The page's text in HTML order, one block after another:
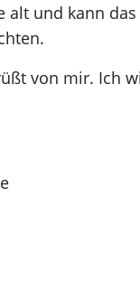
alt und kann
von mir. Ich